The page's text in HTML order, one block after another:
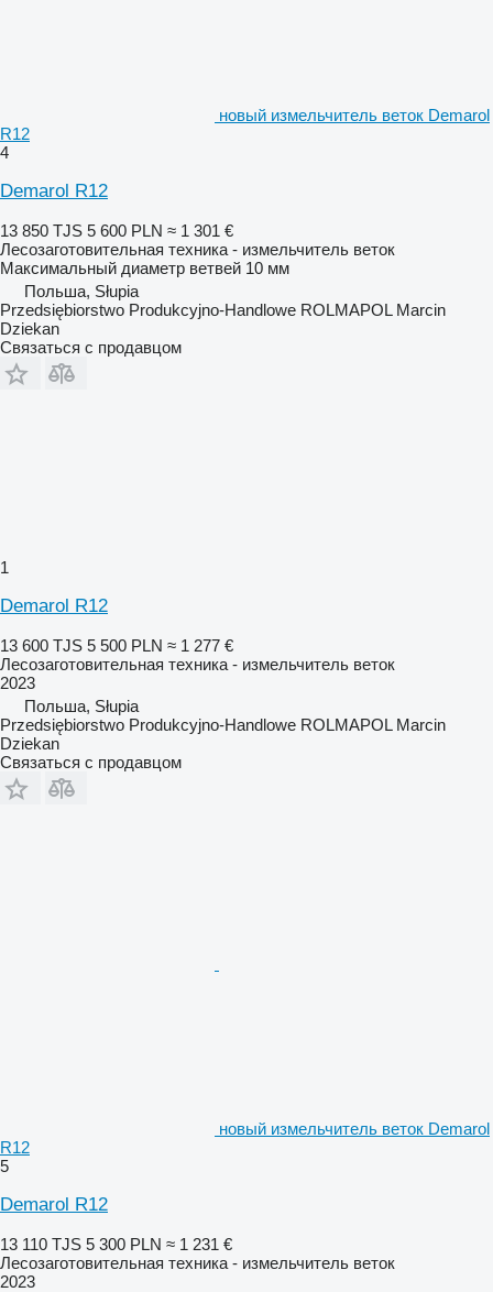
новый измельчитель веток Demarol
R12
4
Demarol R12
13 850 TJS 5 600 PLN ≈ 1 301 €
Лесозаготовительная техника - измельчитель веток
Максимальный диаметр ветвей 10 мм
Польша, Słupia
Przedsiębiorstwo Produkcyjno-Handlowe ROLMAPOL Marcin
Dziekan
Связаться с продавцом
1
Demarol R12
13 600 TJS 5 500 PLN ≈ 1 277 €
Лесозаготовительная техника - измельчитель веток
2023
Польша, Słupia
Przedsiębiorstwo Produkcyjno-Handlowe ROLMAPOL Marcin
Dziekan
Связаться с продавцом
новый измельчитель веток Demarol
R12
5
Demarol R12
13 110 TJS 5 300 PLN ≈ 1 231 €
Лесозаготовительная техника - измельчитель веток
2023